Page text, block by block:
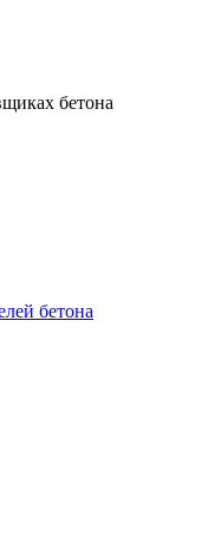
бетона
бетона